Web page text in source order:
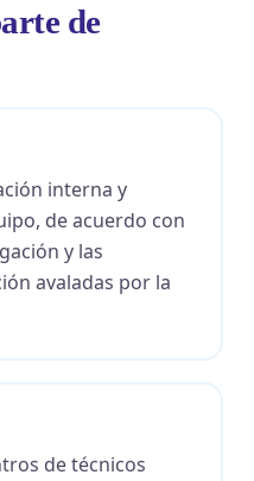
de
interna y
de acuerdo con
y las
avaladas por la
de técnicos